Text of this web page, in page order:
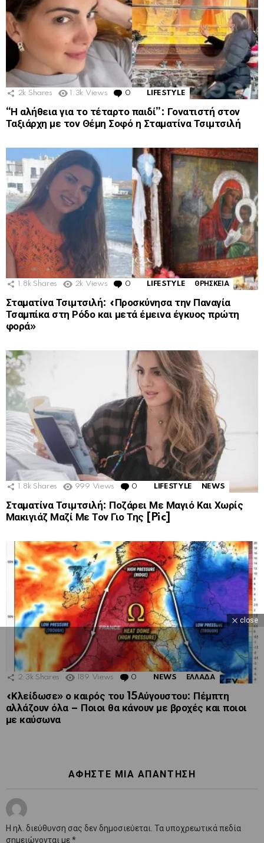
2k Shares 1.3k Views 0 Comments
LIFESTYLE
“Η αλήθεια για το τέταρτο παιδί”: Γονατιστή στον
Ταξιάρχη με τον Θέμη Σοφό η Σταματίνα Τσιμτσιλή
1.8k Shares 2k Views 0 Comments
LIFESTYLE ΘΡΗΣΚΕΙΑ
Σταματίνα Τσιμτσιλή: «Προσκύνησα την Παναγία
Τσαμπίκα στη Ρόδο και μετά έμεινα έγκυος πρώτη
φορά»
1.8k Shares 999 Views 0 Comments
LIFESTYLE NEWS
Σταματίνα Τσιμτσιλή: Ποζάρει Με Μαγιό Και Χωρίς
Μακιγιάζ Μαζί Με Τον Γιο Της [Pic]
2.3k Shares 189 Views 0 Comments
NEWS ΕΛΛΑΔΑ
«Κλείδωσε» ο καιρός του 15Αύγουστου: Πέμπτη
αλλάζουν όλα – Ποιοι θα κάνουν με βροχές και ποιοι
με καύσωνα
ΑΦΉΣΤΕ ΜΙΑ ΑΠΆΝΤΗΣΗ
Η ηλ. διεύθυνση σας δεν δημοσιεύεται. Τα υποχρεωτικά πεδία
σημειώνονται με*
close